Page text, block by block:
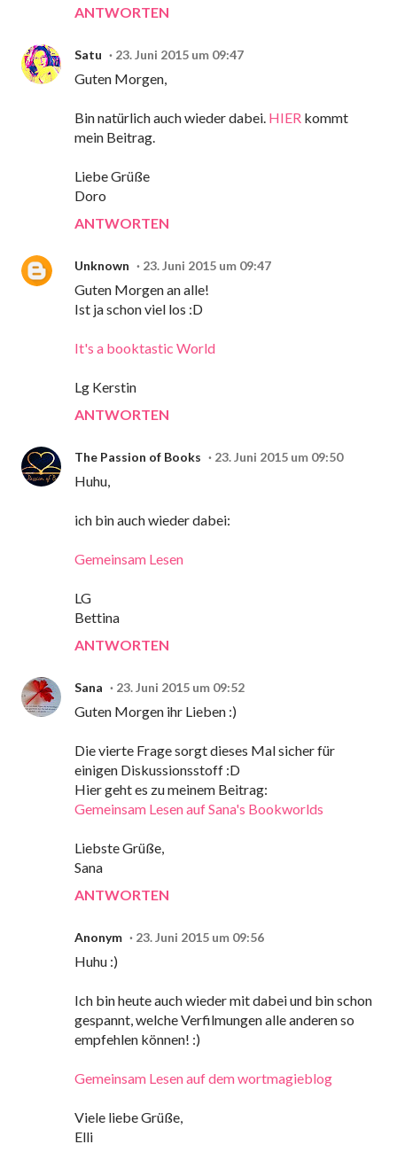
ANTWORTEN
Satu 23. Juni 2015 um 09:47
Guten Morgen,
Bin natürlich auch wieder dabei. HIER kommt
mein Beitrag.
Liebe Grüße
Doro
ANTWORTEN
Unknown 23. Juni 2015 um 09:47
Guten Morgen an alle!
Ist ja schon viel los :D
It's a booktastic World
Lg Kerstin
ANTWORTEN
The Passion of Books 23. Juni 2015 um 09:50
Huhu,
ich bin auch wieder dabei:
Gemeinsam Lesen
LG
Bettina
ANTWORTEN
Sana 23. Juni 2015 um 09:52
Guten Morgen ihr Lieben :)
Die vierte Frage sorgt dieses Mal sicher für
einigen Diskussionsstoff :D
Hier geht es zu meinem Beitrag:
Gemeinsam Lesen auf Sana's Bookworlds
Liebste Grüße,
Sana
ANTWORTEN
Anonym 23. Juni 2015 um 09:56
Huhu :)
Ich bin heute auch wieder mit dabei und bin schon
gespannt, welche Verfilmungen alle anderen so
empfehlen können! :)
Gemeinsam Lesen auf dem wortmagieblog
Viele liebe Grüße,
Elli